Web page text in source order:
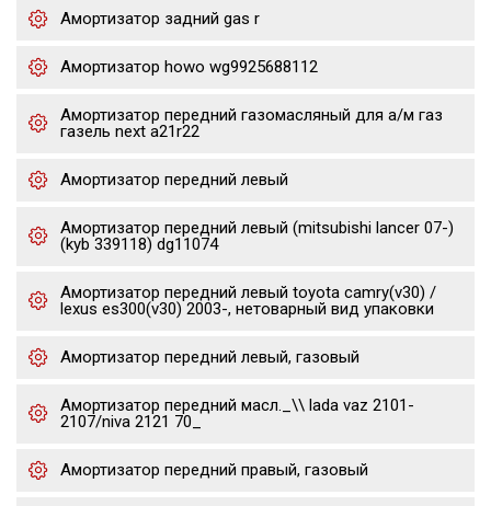
Амортизатор задний gas r
Амортизатор howo wg9925688112
Амортизатор передний газомасляный для а/м газ
газель next a21r22
Амортизатор передний левый
Амортизатор передний левый (mitsubishi lancer 07-)
(kyb 339118) dg11074
Амортизатор передний левый toyota camry(v30) /
lexus es300(v30) 2003-, нетоварный вид упаковки
Амортизатор передний левый, газовый
Амортизатор передний масл._\\ lada vaz 2101-
2107/niva 2121 70_
Амортизатор передний правый, газовый